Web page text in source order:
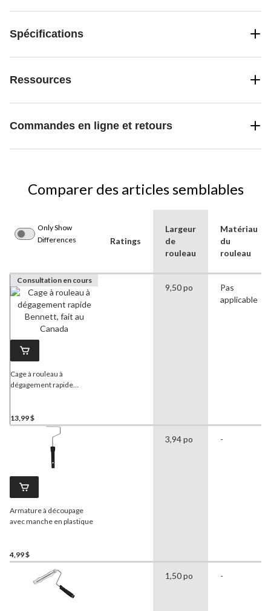
Spécifications
Ressources
Commandes en ligne et retours
Comparer des articles semblables
Only Show
Differences
Ratings
Largeur
de
rouleau
Matériau
du
rouleau
Consultation en cours
Cage à rouleau à
dégagement rapide
13,99 $
9,50 po
Pas
applicable
Armature à découpage
avec manche en plastique
4,99 $
3,94 po -
1,50 po -